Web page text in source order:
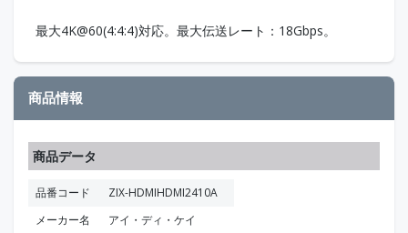
最大4K@60(4:4:4)対応。最大伝送レート：18Gbps。
商品情報
商品データ
品番コード
ZIX-HDMIHDMI2410A
メーカー名
アイ・ディ・ケイ